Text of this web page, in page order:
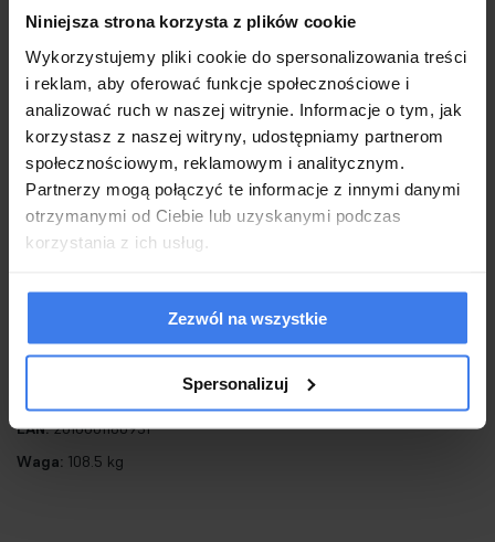
Niniejsza strona korzysta z plików cookie
Wykorzystujemy pliki cookie do spersonalizowania treści
i reklam, aby oferować funkcje społecznościowe i
analizować ruch w naszej witrynie. Informacje o tym, jak
korzystasz z naszej witryny, udostępniamy partnerom
społecznościowym, reklamowym i analitycznym.
Partnerzy mogą połączyć te informacje z innymi danymi
otrzymanymi od Ciebie lub uzyskanymi podczas
korzystania z ich usług.
Zezwól na wszystkie
Spersonalizuj
Koszty dostawy
Gwarancja i wysyłka
Zwrot
stół rozkładany, wymiary: 160-220/90/76 cm, materiał: szkło / MDF
lakierowany / stal malowana proszkowo / stal nierdzewna, kolor:
blat - ciemny popiel, nogi - czarny
EAN:2010001180951
Waga: 108.5 kg